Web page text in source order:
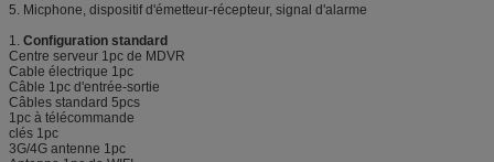
5. Micphone, dispositif d'émetteur-récepteur, signal d'alarme
1. Configuration standard
Centre serveur 1pc de MDVR
Cable électrique 1pc
Câble 1pc d'entrée-sortie
Câbles standard 5pcs
1pc à télécommande
clés 1pc
3G/4G antenne 1pc